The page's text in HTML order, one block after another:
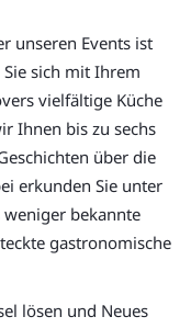
unseren Events ist
Sie sich mit Ihrem
vielfältige Küche
Ihnen bis zu sechs
über die
erkunden Sie unter
bekannte
gastronomische
lösen und Neues